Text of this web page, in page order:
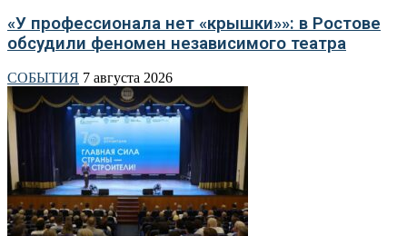
«У профессионала нет «крышки»»: в Ростове
обсудили феномен независимого театра
СОБЫТИЯ 7 августа 2026